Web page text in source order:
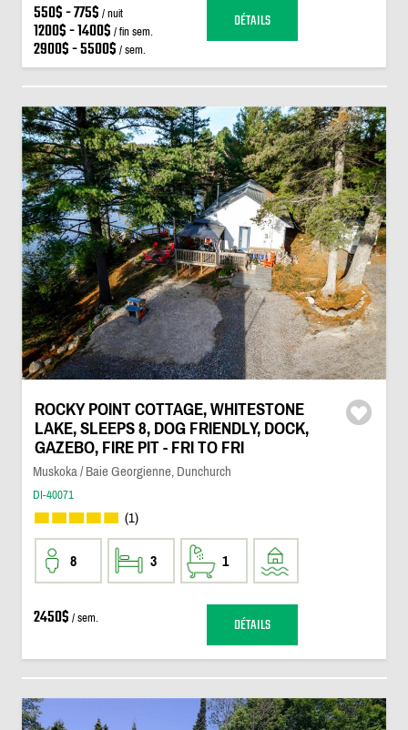
550$ - 775$ / nuit
1200$ - 1400$ / fin sem.
2900$ - 5500$ / sem.
DÉTAILS
ROCKY POINT COTTAGE, WHITESTONE
LAKE, SLEEPS 8, DOG FRIENDLY, DOCK,
GAZEBO, FIRE PIT - FRI TO FRI
Muskoka / Baie Georgienne, Dunchurch
DI-40071
(1)
8 3 1
2450$ / sem. DÉTAILS